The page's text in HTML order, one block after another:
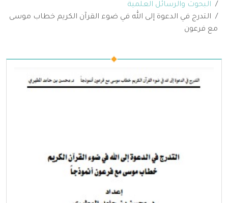
البحوث والرسائل العلمية
التدرج في الدعوة إلى الله في ضوء القرآن الكريم خطاب موسى
مع فرعون